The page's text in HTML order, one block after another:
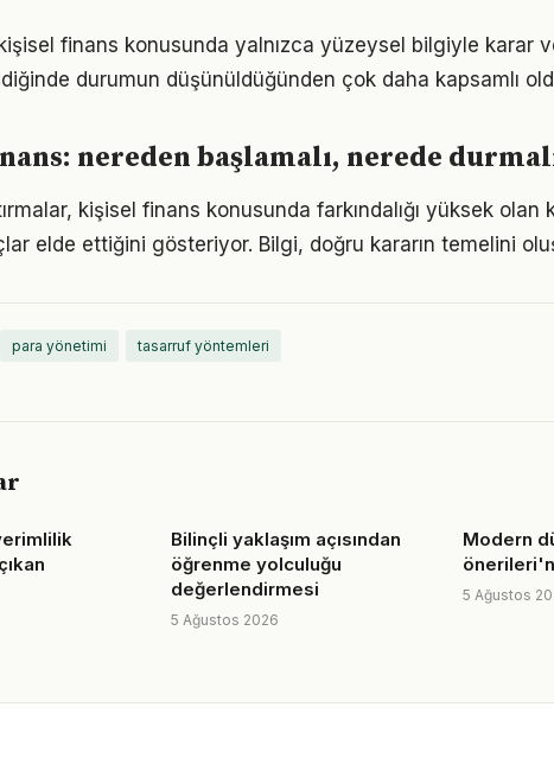
finans konusunda yalnızca yüzeysel bilgiyle karar
durumun düşünüldüğünden çok daha kapsamlı
nereden başlamalı, nerede
kişisel finans konusunda farkındalığı yüksek olan
elde ettiğini gösteriyor. Bilgi, doğru kararın temelini
para yönetimi tasarruf yöntemleri
Bilinçli yaklaşım açısından
öğrenme yolculuğu
değerlendirmesi
5 Ağustos 2026
Modern
5 Ağustos